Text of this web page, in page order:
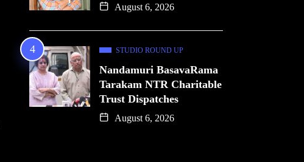
August 6, 2026
STUDIO ROUND UP
Nandamuri BasavaRama
Tarakam NTR Charitable
Trust Dispatches
August 6, 2026